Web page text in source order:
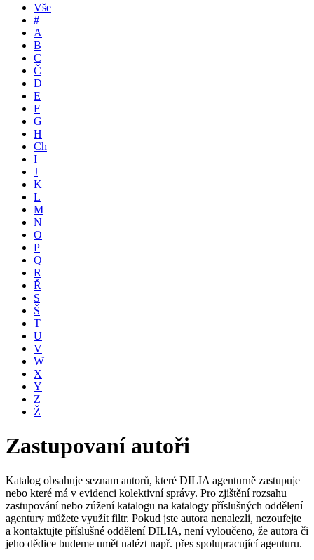
Vše
#
A
B
C
Č
D
E
F
G
H
Ch
I
J
K
L
M
N
O
P
Q
R
Ř
S
Š
T
U
V
W
X
Y
Z
Ž
Zastupovaní autoři
Katalog obsahuje seznam autorů, které DILIA agenturně zastupuje
nebo které má v evidenci kolektivní správy. Pro zjištění rozsahu
zastupování nebo zúžení katalogu na katalogy příslušných oddělení
agentury můžete využít filtr. Pokud jste autora nenalezli, nezoufejte
a kontaktujte příslušné oddělení DILIA, není vyloučeno, že autora či
jeho dědice budeme umět nalézt např. přes spolupracující agenturu.